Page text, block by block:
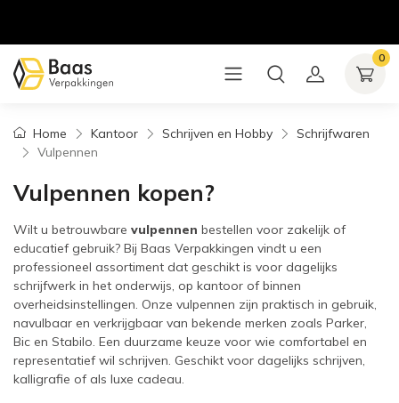
0
Home Kantoor Schrijven en Hobby
Schrijfwaren
Vulpennen
Vulpennen kopen?
Wilt u betrouwbare vulpennen bestellen voor zakelijk of
educatief gebruik? Bij Baas Verpakkingen vindt u een
professioneel assortiment dat geschikt is voor dagelijks
schrijfwerk in het onderwijs, op kantoor of binnen
overheidsinstellingen. Onze vulpennen zijn praktisch in gebruik,
navulbaar en verkrijgbaar van bekende merken zoals Parker,
Bic en Stabilo. Een duurzame keuze voor wie comfortabel en
representatief wil schrijven. Geschikt voor dagelijks schrijven,
kalligrafie of als luxe cadeau.